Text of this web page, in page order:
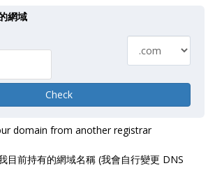
網域
Check
domain from another registrar
目前持有的網域名稱 (我會自行變更 DNS